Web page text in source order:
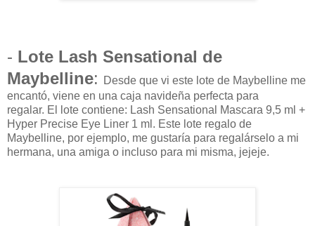
- Lote Lash Sensational de
Maybelline:
Desde que vi este lote de Maybelline me
encantó, viene en una caja navideña perfecta para
regalar. El lote contiene: Lash Sensational Mascara 9,5 ml +
Hyper Precise Eye Liner 1 ml. Este lote regalo de
Maybelline, por ejemplo, me gustaría para regalárselo a mi
hermana, una amiga o incluso para mi misma, jejeje.